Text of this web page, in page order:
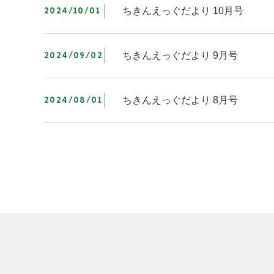
2024/10/01 ちきんえっぐだより 10月号
2024/09/02 ちきんえっぐだより 9月号
2024/08/01 ちきんえっぐだより 8月号